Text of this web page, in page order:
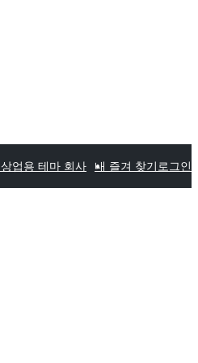
상업용 테마 회사 내 즐겨 찾기 로그인